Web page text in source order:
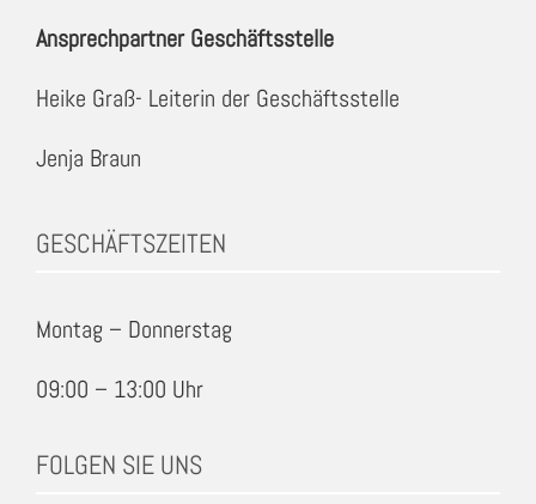
Ansprechpartner Geschäftsstelle
Heike Graß- Leiterin der Geschäftsstelle
Jenja Braun
GESCHÄFTSZEITEN
Montag – Donnerstag
09:00 – 13:00 Uhr
FOLGEN SIE UNS